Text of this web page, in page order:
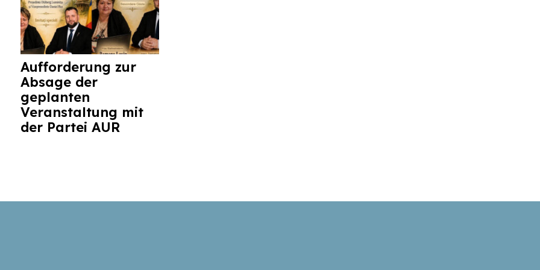
Aufforderung zur
Absage der
geplanten
Veranstaltung mit
der Partei AUR